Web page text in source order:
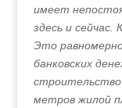
имеет
здесь и сейчас.
Это
банковских
метров жилой